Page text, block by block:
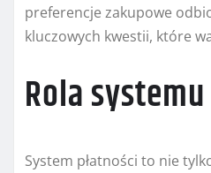
preferencje zakupowe
kluczowych kwestii, które
Rola
System płatności to nie